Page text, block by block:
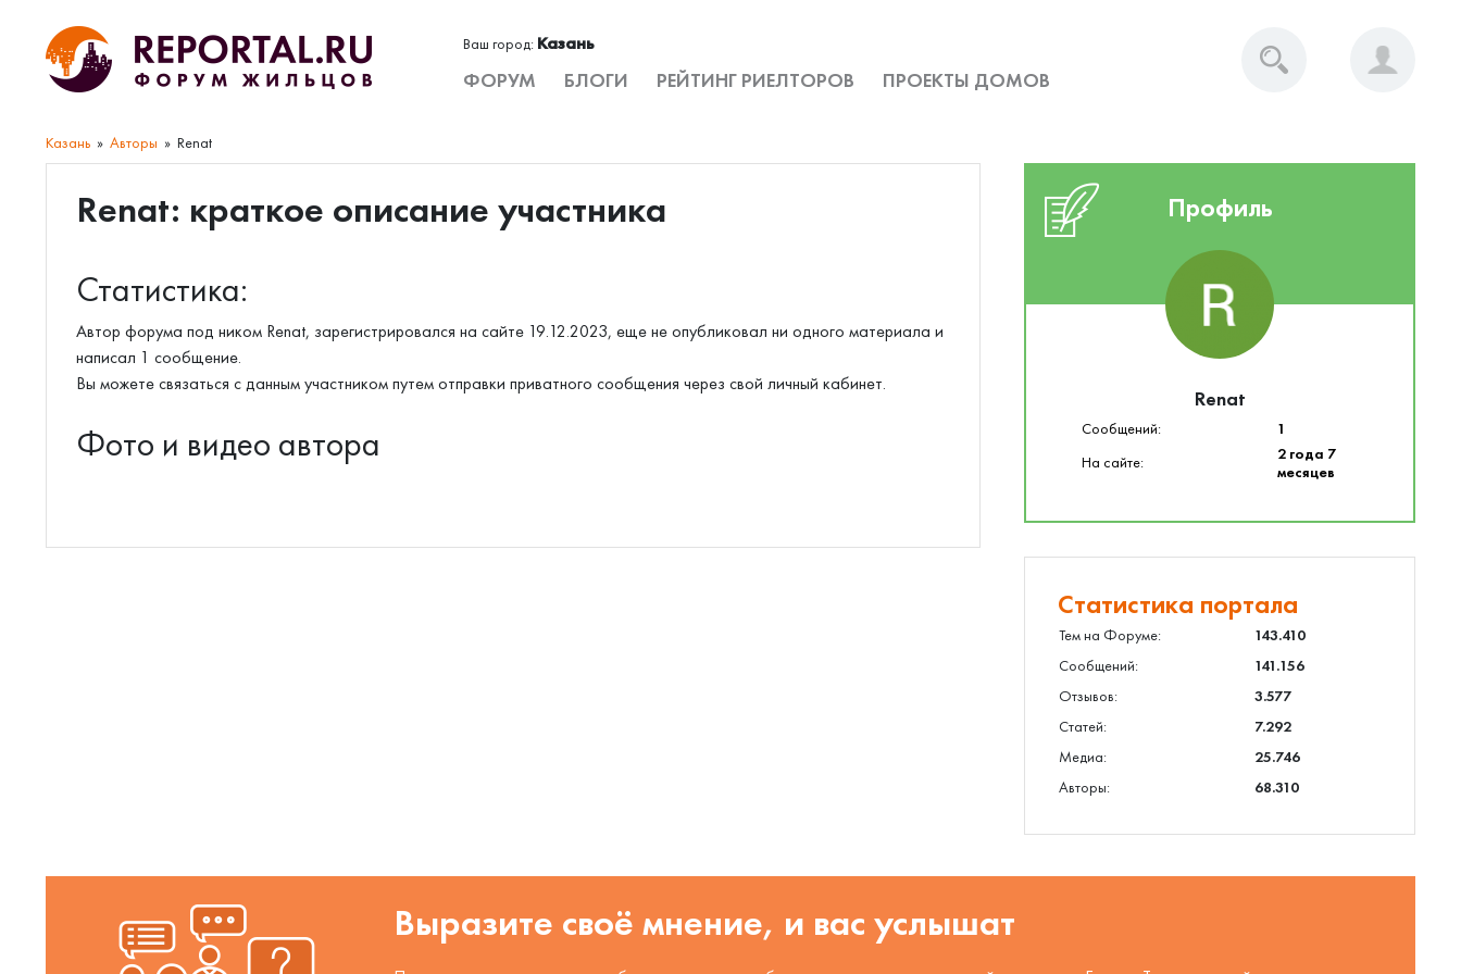
Ваш город: Казань
ФОРУМ БЛОГИ РЕЙТИНГ РИЕЛТОРОВ ПРОЕКТЫ ДОМОВ
Казань Авторы Renat
Renat: краткое описание участника
Статистика:
Автор форума под ником Renat, зарегистрировался на сайте 19.12.2023, еще не опубликовал ни одного материала и
написал 1 сообщение.
Вы можете связаться с данным участником путем отправки приватного сообщения через свой личный кабинет.
Фото и видео автора
Профиль
Renat
Сообщений:
1
На сайте:
2 года 7
месяцев
Статистика портала
Тем на Форуме:
143.410
Сообщений:
141.156
Отзывов:
3.577
Статей:
7.292
Медиа:
25.746
Авторы:
68.310
Выразите своё мнение, и вас услышат